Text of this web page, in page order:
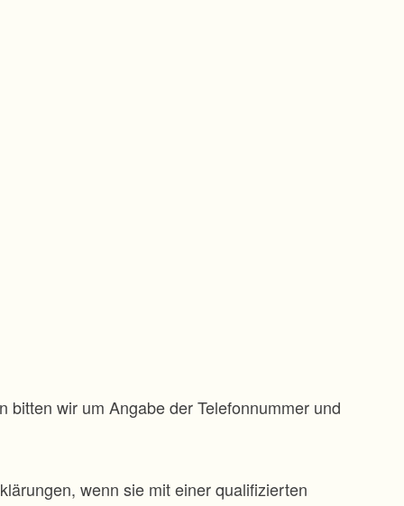
wir um Angabe der Telefonnummer und
wenn sie mit einer qualifizierten